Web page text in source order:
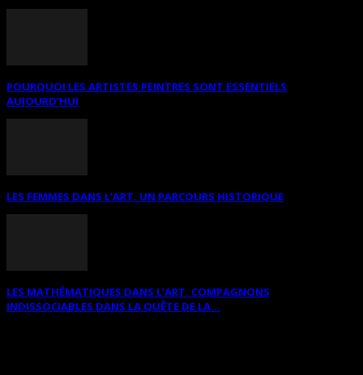
POURQUOI LES ARTISTES PEINTRES SONT ESSENTIELS
AUJOURD’HUI
LES FEMMES DANS L’ART. UN PARCOURS HISTORIQUE
LES MATHÉMATIQUES DANS L’ART. COMPAGNONS
INDISSOCIABLES DANS LA QUÊTE DE LA...